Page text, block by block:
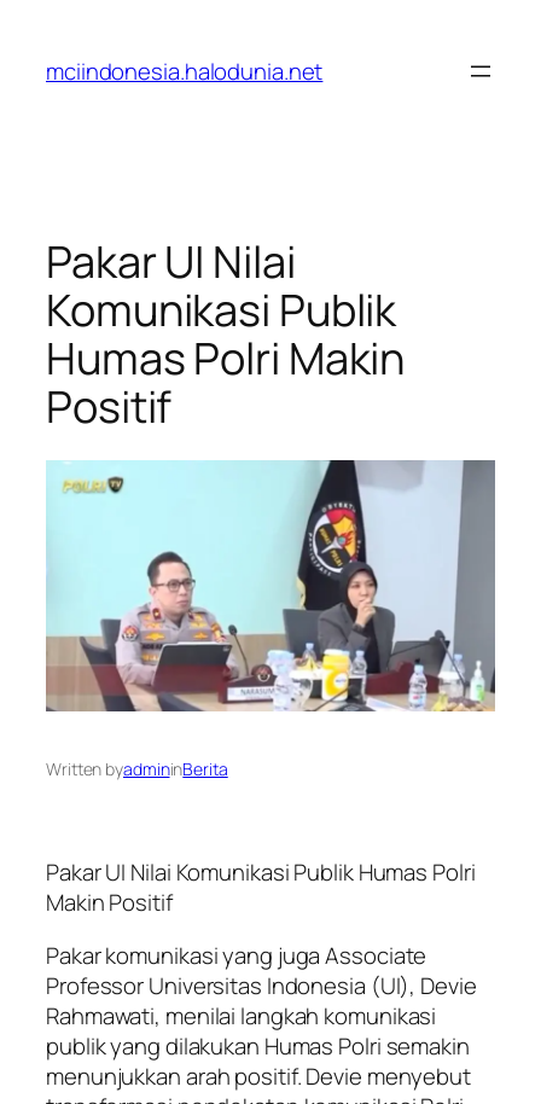
konten
mciindonesia.halodunia.net
Pakar UI Nilai
Komunikasi Publik
Humas Polri Makin
Positif
Written byadmininBerita
Pakar UI Nilai Komunikasi Publik Humas Polri
Makin Positif
Pakar komunikasi yang juga Associate
Professor Universitas Indonesia (UI), Devie
Rahmawati, menilai langkah komunikasi
publik yang dilakukan Humas Polri semakin
menunjukkan arah positif. Devie menyebut